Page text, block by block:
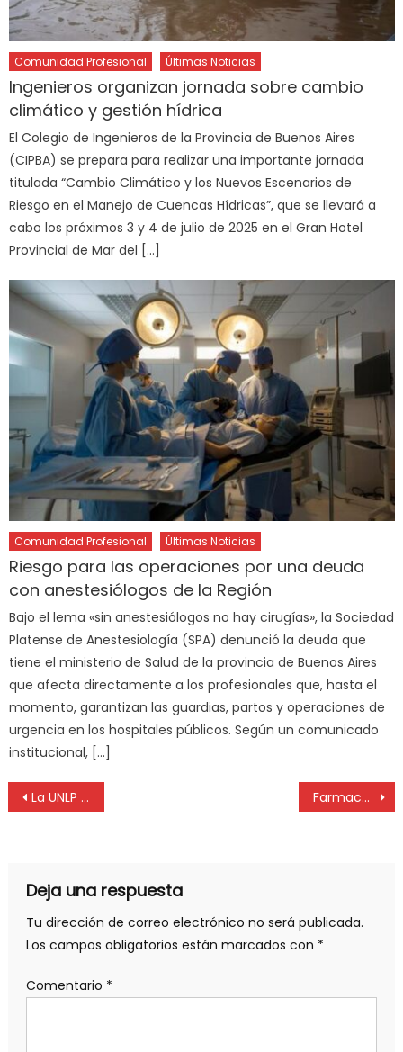
Comunidad Profesional Últimas Noticias
Ingenieros organizan jornada sobre cambio
climático y gestión hídrica
El Colegio de Ingenieros de la Provincia de Buenos Aires
(CIPBA) se prepara para realizar una importante jornada
titulada “Cambio Climático y los Nuevos Escenarios de
Riesgo en el Manejo de Cuencas Hídricas”, que se llevará a
cabo los próximos 3 y 4 de julio de 2025 en el Gran Hotel
Provincial de Mar del […]
Comunidad Profesional Últimas Noticias
Riesgo para las operaciones por una deuda
con anestesiólogos de la Región
Bajo el lema «sin anestesiólogos no hay cirugías», la Sociedad
Platense de Anestesiología (SPA) denunció la deuda que
tiene el ministerio de Salud de la provincia de Buenos Aires
que afecta directamente a los profesionales que, hasta el
momento, garantizan las guardias, partos y operaciones de
urgencia en los hospitales públicos. Según un comunicado
institucional, […]
La UNLP creó la primera Mesa de Inteligencia Artificial Farmacéuticos platenses movilizados para evitar que se corte el servicio
Deja una respuesta
Tu dirección de correo electrónico no será publicada.
Los campos obligatorios están marcados con *
Comentario *